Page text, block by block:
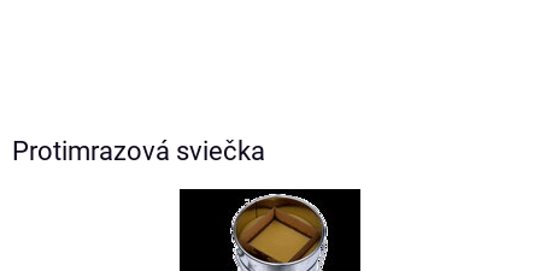
Protimrazová sviečka